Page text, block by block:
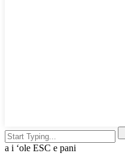
a i ʻole ESC e pani